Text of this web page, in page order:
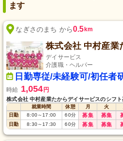
ます
なぎさのまち から0.5km
株式会社 中村産業
デイサービス
介護職・ヘルパー
日勤専従/未経験可/初任者
時給 1,054 円
株式会社 中村産業たからデイサービスのシフ
就業時間 休憩 月 火
日勤
8:00～ 17:00 60分 募集 募集
日勤 8:30～ 17:30 60分 募集 募集